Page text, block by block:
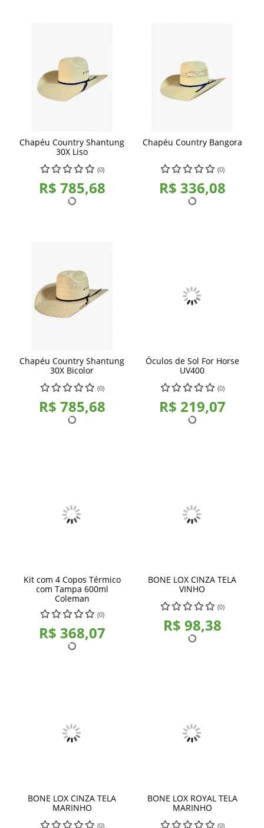
Chapéu Country Shantung
30X Liso
(0)
R$ 785,68
Chapéu Country Bangora
(0)
R$ 336,08
Chapéu Country Shantung
30X Bicolor
(0)
R$ 785,68
Óculos de Sol For Horse
UV400
(0)
R$ 219,07
Kit com 4 Copos Térmico
com Tampa 600ml
Coleman
(0)
R$ 368,07
BONE LOX CINZA TELA
VINHO
(0)
R$ 98,38
BONE LOX CINZA TELA
MARINHO
(0)
BONE LOX ROYAL TELA
MARINHO
(0)